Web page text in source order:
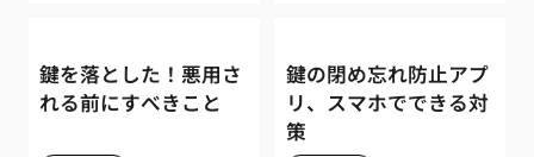
鍵を落とした！悪用さ
れる前にすべきこと
鍵の閉め忘れ防止アプ
リ、スマホでできる対
策